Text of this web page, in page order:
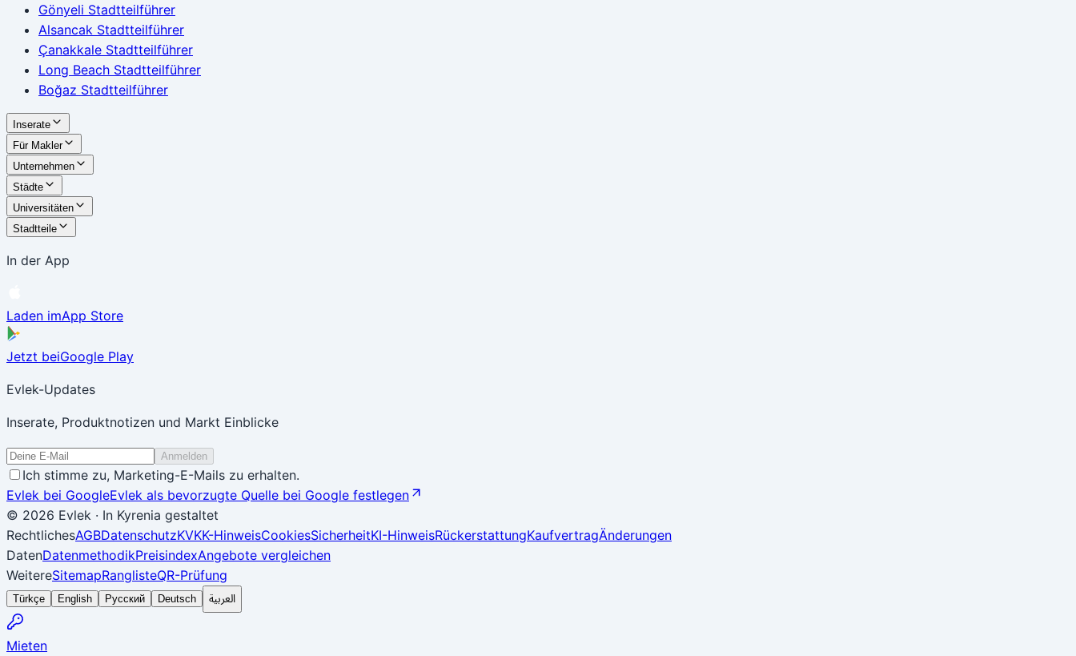
Gönyeli Stadtteilführer
Alsancak Stadtteilführer
Çanakkale Stadtteilführer
Long Beach Stadtteilführer
Boğaz Stadtteilführer
Inserate
Für Makler
Unternehmen
Städte
Universitäten
Stadtteile
In der App
Laden imApp Store
Jetzt beiGoogle Play
Evlek-Updates
Inserate, Produktnotizen und Markt Einblicke
Anmelden
Ich stimme zu, Marketing-E-Mails zu erhalten.
Evlek bei GoogleEvlek als bevorzugte Quelle bei Google festlegen
© 2026 Evlek · In Kyrenia gestaltet
RechtlichesAGBDatenschutzKVKK-HinweisCookiesSicherheitKI-HinweisRückerstattungKaufvertragÄnderungen
DatenDatenmethodikPreisindexAngebote vergleichen
WeitereSitemapRanglisteQR-Prüfung
Türkçe English Русский Deutsch العربية
Mieten